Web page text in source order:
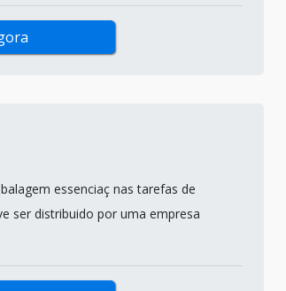
essenciaç nas tarefas de
ser distribuido por uma empresa